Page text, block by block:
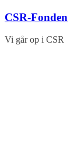
Skip
content
CSR-Fonden
Vi går op i CSR